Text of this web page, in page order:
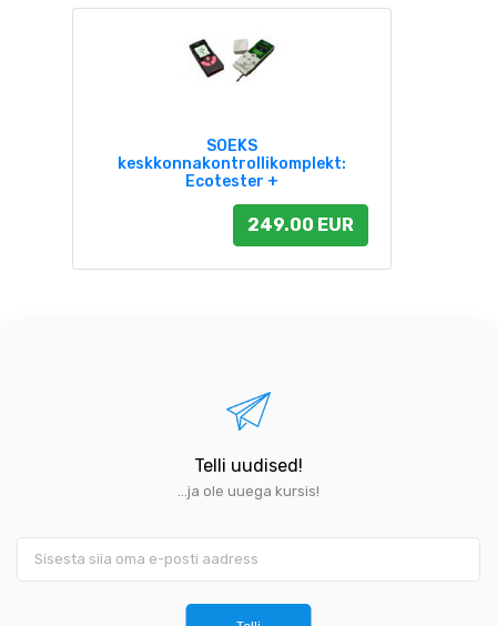
SOEKS
keskkonnakontrollikomplekt:
Ecotester +
249.00 EUR
Telli uudised!
...ja ole uuega kursis!